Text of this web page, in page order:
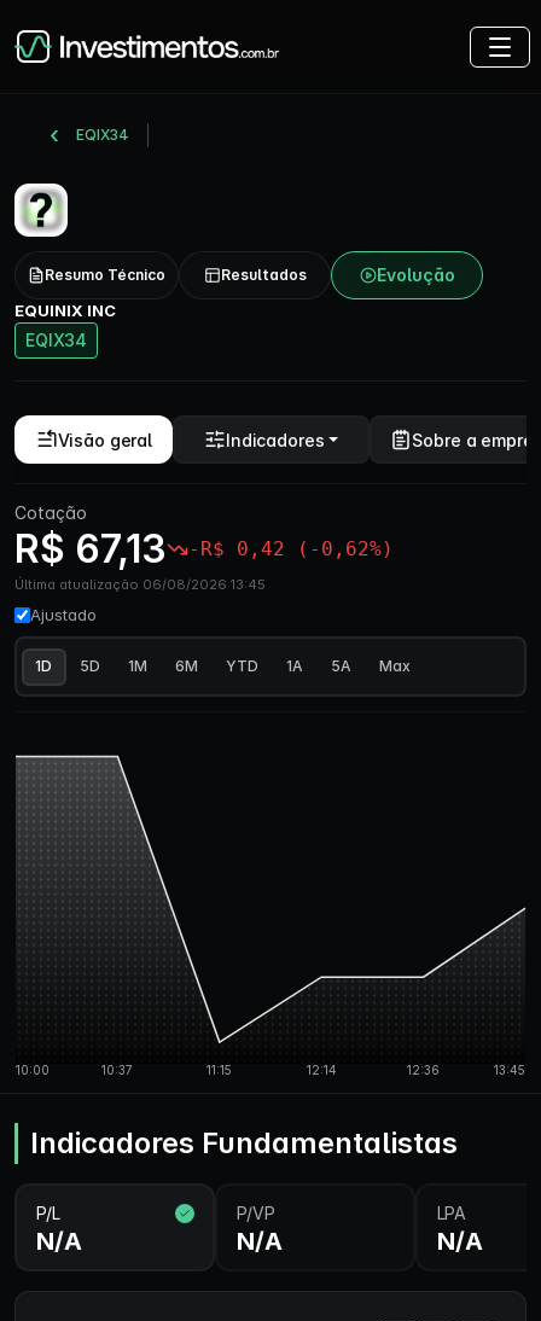
EQIX34
Resumo Técnico Resultados Evolução
EQUINIX INC
EQIX34
Visão geral Indicadores Sobre a
Cotação
R$ 67,13 -R$ 0,42 (-0,62%)
Última atualização 06/08/2026 13:45
Ajustado
1D 5D 1M 6M YTD 1A 5A Max
Indicadores Fundamentalistas
P/L
N/A
P/VP
N/A
LPA
N/A